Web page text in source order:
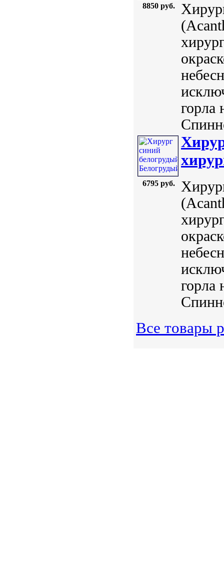
8850 руб.
горла
6795 руб.
горла
Все товары